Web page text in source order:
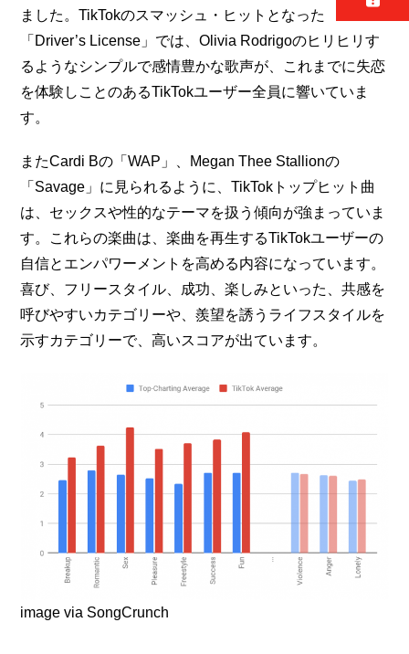
ました。TikTokのスマッシュ・ヒットとなった
「Driver’s License」では、Olivia Rodrigoのヒリヒリす
るようなシンプルで感情豊かな歌声が、これまでに失恋
を体験しことのあるTikTokユーザー全員に響いていま
す。
またCardi Bの「WAP」、Megan Thee Stallionの
「Savage」に見られるように、TikTokトップヒット曲
は、セックスや性的なテーマを扱う傾向が強まっていま
す。これらの楽曲は、楽曲を再生するTikTokユーザーの
自信とエンパワーメントを高める内容になっています。
喜び、フリースタイル、成功、楽しみといった、共感を
呼びやすいカテゴリーや、羨望を誘うライフスタイルを
示すカテゴリーで、高いスコアが出ています。
image via SongCrunch